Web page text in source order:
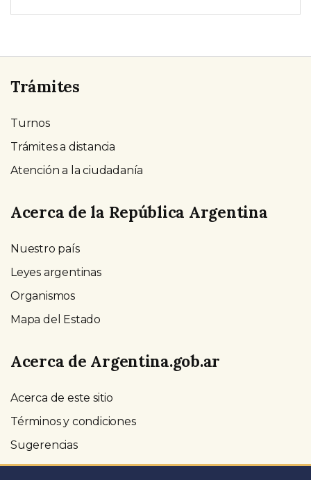
Trámites
Turnos
Trámites a distancia
Atención a la ciudadanía
Acerca de la República Argentina
Nuestro país
Leyes argentinas
Organismos
Mapa del Estado
Acerca de Argentina.gob.ar
Acerca de este sitio
Términos y condiciones
Sugerencias